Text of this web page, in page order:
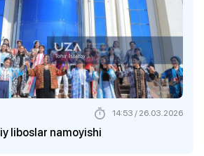
liboslar namoyishi
14:53 / 26.03.2026